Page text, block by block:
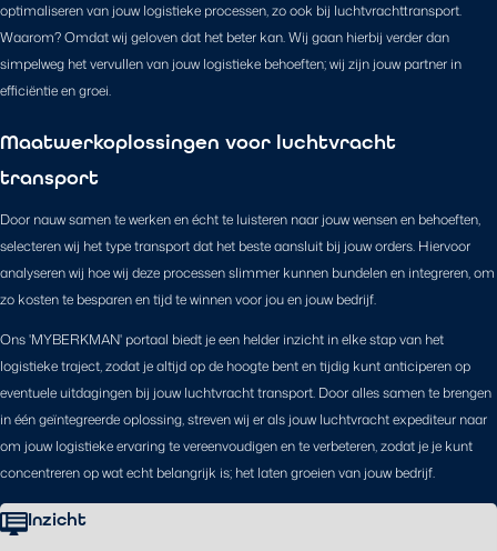
optimaliseren van jouw logistieke processen, zo ook bij luchtvrachttransport.
Waarom? Omdat wij geloven dat het beter kan. Wij gaan hierbij verder dan
simpelweg het vervullen van jouw logistieke behoeften; wij zijn jouw partner in
efficiëntie en groei.
Maatwerkoplossingen voor luchtvracht
transport
Door nauw samen te werken en écht te luisteren naar jouw wensen en behoeften,
selecteren wij het type transport dat het beste aansluit bij jouw orders. Hiervoor
analyseren wij hoe wij deze processen slimmer kunnen bundelen en integreren, om
zo kosten te besparen en tijd te winnen voor jou en jouw bedrijf.
Ons 'MYBERKMAN' portaal biedt je een helder inzicht in elke stap van het
logistieke traject, zodat je altijd op de hoogte bent en tijdig kunt anticiperen op
eventuele uitdagingen bij jouw luchtvracht transport. Door alles samen te brengen
in één geïntegreerde oplossing, streven wij er als jouw luchtvracht expediteur naar
om jouw logistieke ervaring te vereenvoudigen en te verbeteren, zodat je je kunt
concentreren op wat echt belangrijk is; het laten groeien van jouw bedrijf.
Inzicht